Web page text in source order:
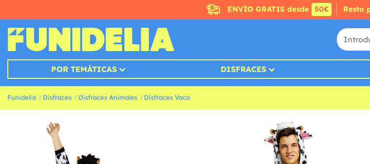
ENVÍOGRATIS desde 50€ Resto
POR TEMÁTICAS DISFRACES
Funidelia Disfraces Disfraces Animales Disfraces Vaca